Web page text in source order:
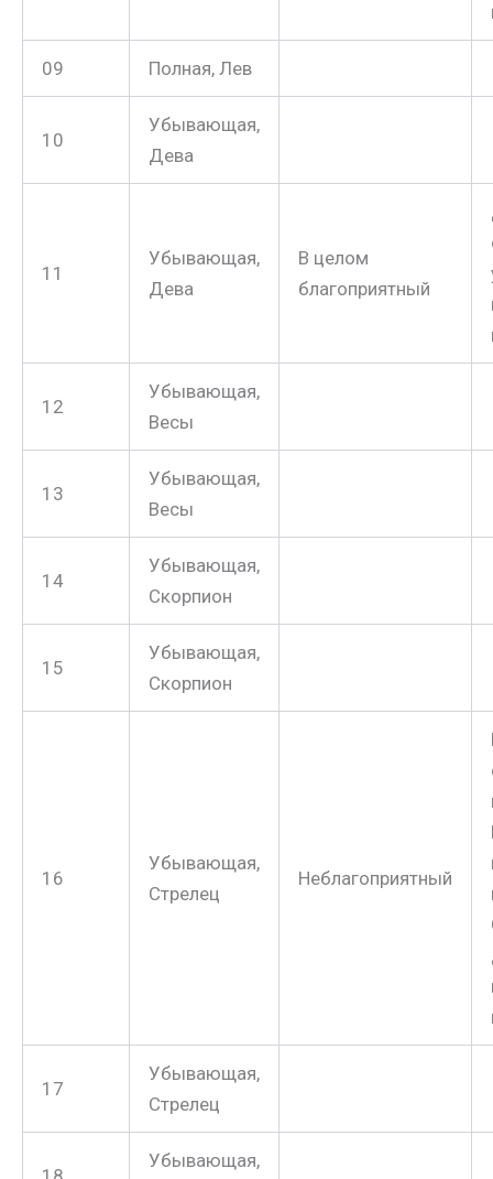
09 Полная, Лев
10
Убывающая,
Дева
11
Убывающая,
Дева
В целом
благоприятный
12
Убывающая,
Весы
13
Убывающая,
Весы
14
Убывающая,
Скорпион
15
Убывающая,
Скорпион
16
Убывающая,
Стрелец
Неблагоприятный
17
Убывающая,
Стрелец
Убывающая,